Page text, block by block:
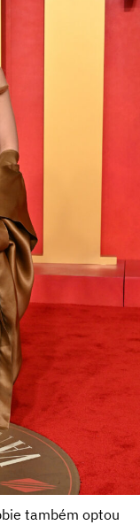
também optou